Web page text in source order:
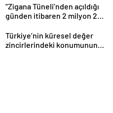
“Zigana Tüneli’nden açıldığı
günden itibaren 2 milyon 200
Türkiye’nin küresel değer
zincirlerindeki konumunun